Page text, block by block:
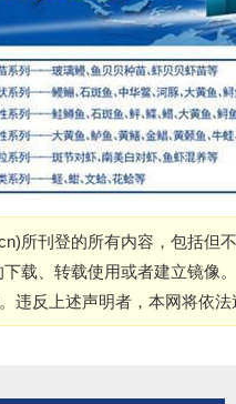
)所刊登的所有内容，包括但
载、转载使用或者建立镜像
违反上述声明者，本网将依